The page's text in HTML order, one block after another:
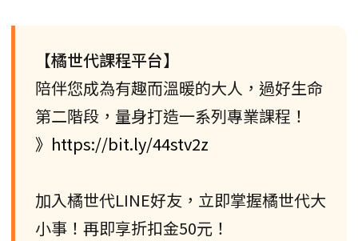
【橘世代課程平台】
陪伴您成為有趣而溫暖的大人，過好生命
第二階段，量身打造一系列專業課程！
》https://bit.ly/44stv2z
加入橘世代LINE好友，立即掌握橘世代大
小事！再即享折扣金50元！